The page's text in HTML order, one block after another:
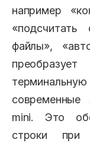
например
«подсчитать
файлы»,
современные
mini. Это
строки при